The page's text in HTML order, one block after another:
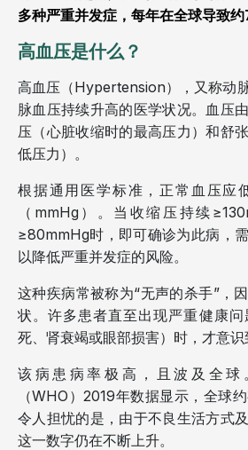
多种严重并发症，每年在全球导致约
高血压是什么？
高血压（Hypertension），又称动
脉血压持续升高的医学状况。血压
压（心脏收缩时的最高压力）和舒
低压力）。
根据通用医学标准，正常血压应
（mmHg）。当收缩压持续
≥80mmHg时，即可确诊为此病，
以降低严重并发症的风险。
这种疾病常被称为“无声的杀手”，
状。许多患者直至出现严重健康
死、肾衰竭或眼部损害）时，才意识
该病患病率极高，且波及全球
（WHO）2019年数据显示，全球
令人担忧的是，由于不良生活方式
这一数字仍在不断上升。